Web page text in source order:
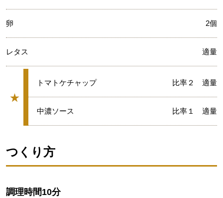
卵 2個
レタス 適量
★
グループ
★
トマトケチャップ 比率２ 適量
★
中濃ソース 比率１ 適量
つくり方
調理時間10分